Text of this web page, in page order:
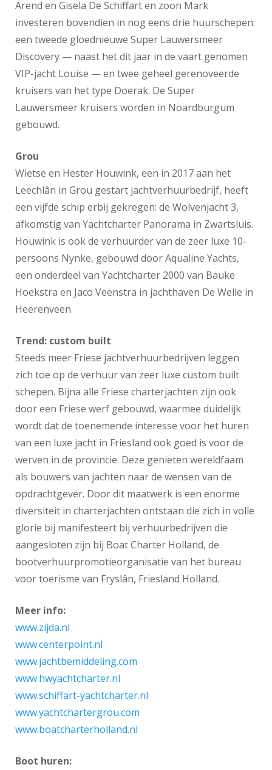
Arend en Gisela De Schiffart en zoon Mark
investeren bovendien in nog eens drie huurschepen:
een tweede gloednieuwe Super Lauwersmeer
Discovery — naast het dit jaar in de vaart genomen
VIP-jacht Louise — en twee geheel gerenoveerde
kruisers van het type Doerak. De Super
Lauwersmeer kruisers worden in Noardburgum
gebouwd.
Grou
Wietse en Hester Houwink, een in 2017 aan het
Leechlân in Grou gestart jachtverhuurbedrijf, heeft
een vijfde schip erbij gekregen: de Wolvenjacht 3,
afkomstig van Yachtcharter Panorama in Zwartsluis.
Houwink is ook de verhuurder van de zeer luxe 10-
persoons Nynke, gebouwd door Aqualine Yachts,
een onderdeel van Yachtcharter 2000 van Bauke
Hoekstra en Jaco Veenstra in jachthaven De Welle in
Heerenveen.
Trend: custom built
Steeds meer Friese jachtverhuurbedrijven leggen
zich toe op de verhuur van zeer luxe custom built
schepen. Bijna alle Friese charterjachten zijn ook
door een Friese werf gebouwd, waarmee duidelijk
wordt dat de toenemende interesse voor het huren
van een luxe jacht in Friesland ook goed is voor de
werven in de provincie. Deze genieten wereldfaam
als bouwers van jachten naar de wensen van de
opdrachtgever. Door dit maatwerk is een enorme
diversiteit in charterjachten ontstaan die zich in volle
glorie bij manifesteert bij verhuurbedrijven die
aangesloten zijn bij Boat Charter Holland, de
bootverhuurpromotieorganisatie van het bureau
voor toerisme van Fryslân, Friesland Holland.
Meer info:
www.zijda.nl
www.centerpoint.nl
www.jachtbemiddeling.com
www.hwyachtcharter.nl
www.schiffart-yachtcharter.nl
www.yachtchartergrou.com
www.boatcharterholland.nl
Boot huren: